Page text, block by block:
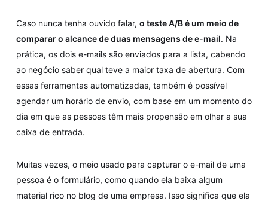
Caso nunca tenha ouvido falar, o teste A/B é um meio de
comparar o alcance de duas mensagens de e-mail. Na
prática, os dois e-mails são enviados para a lista, cabendo
ao negócio saber qual teve a maior taxa de abertura. Com
essas ferramentas automatizadas, também é possível
agendar um horário de envio, com base em um momento do
dia em que as pessoas têm mais propensão em olhar a sua
caixa de entrada.
Muitas vezes, o meio usado para capturar o e-mail de uma
pessoa é o formulário, como quando ela baixa algum
material rico no blog de uma empresa. Isso significa que ela